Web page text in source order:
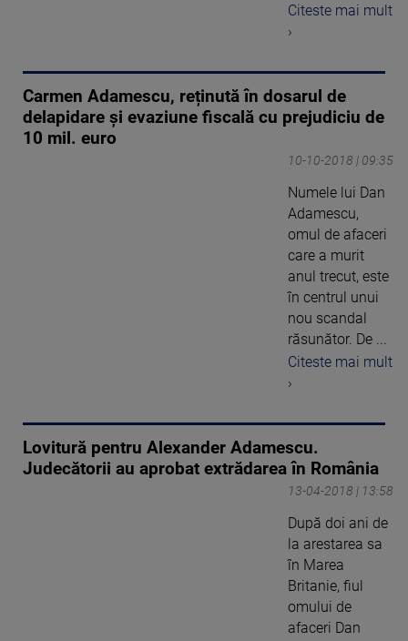
Citeste mai mult
›
Carmen Adamescu, reținută în dosarul de
delapidare şi evaziune fiscală cu prejudiciu de
10 mil. euro
10-10-2018 | 09:35
Numele lui Dan
Adamescu,
omul de afaceri
care a murit
anul trecut, este
în centrul unui
nou scandal
răsunător. De ...
Citeste mai mult
›
Lovitură pentru Alexander Adamescu.
Judecătorii au aprobat extrădarea în România
13-04-2018 | 13:58
După doi ani de
la arestarea sa
în Marea
Britanie, fiul
omului de
afaceri Dan